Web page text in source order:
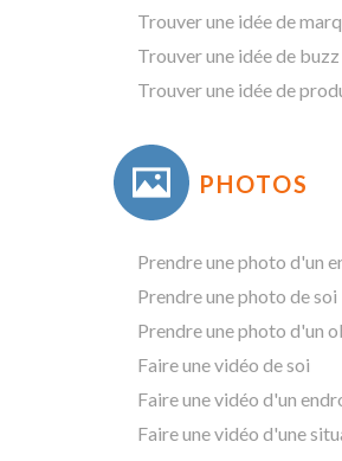
Trouver une idée de
Trouver une idée de buzz
Trouver une idée de
PHOTOS
Prendre une photo d'un
Prendre une photo de soi
Prendre une photo d'un
Faire une vidéo de soi
Faire une vidéo d'un
Faire une vidéo d'une